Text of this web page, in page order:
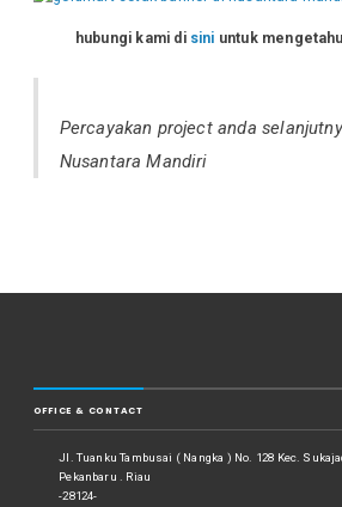
hubungi kami di sini untuk
Percayakan project anda
Nusantara Mandiri
OFFICE & CONTACT
Jl. Tuanku Tambusai ( Nangka ) No. 128 Kec.
Pekanbaru . Riau
-28124-